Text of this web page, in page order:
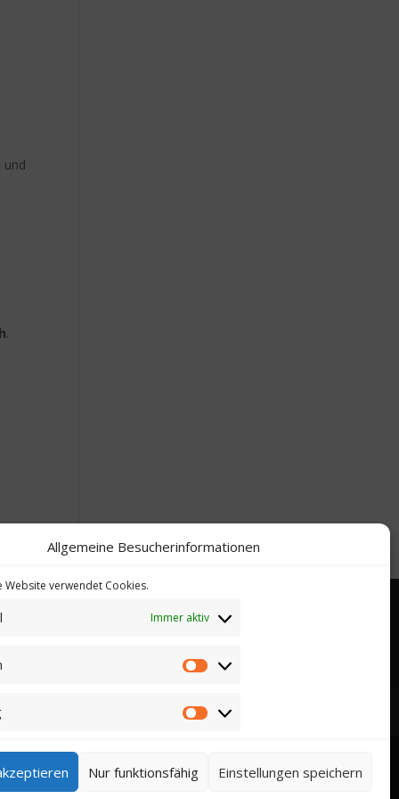
Allgemeine Besucherinformationen
Website verwendet Cookies.
Immer aktiv
Statistiken
Marketing
Nur funktionsfähig Einstellungen speichern
und
.
Sie können hier keine Kaufverträge über die
Webseiten der Verkäufern bzw. deren